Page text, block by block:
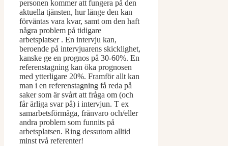
personen kommer att fungera på den
aktuella tjänsten, hur länge den kan
förväntas vara kvar, samt om den haft
några problem på tidigare
arbetsplatser . En intervju kan,
beroende på intervjuarens skicklighet,
kanske ge en prognos på 30-60%. En
referenstagning kan öka prognosen
med ytterligare 20%. Framför allt kan
man i en referenstagning få reda på
saker som är svårt att fråga om (och
får ärliga svar på) i intervjun. T ex
samarbetsförmåga, frånvaro och/eller
andra problem som funnits på
arbetsplatsen. Ring dessutom alltid
minst två referenter!